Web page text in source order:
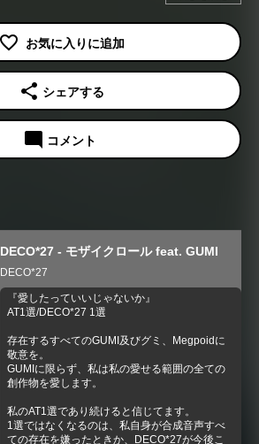
謀的研究法の可能性について/浜渦正志
share シェアする
mode_comment コメント
DECO*27 - モザイクロール feat. GUMI
DECO*27
『愛したっていいじゃないか』
AT1選/DECO*27 1選
存在するすべてのGUMI及びグミ、Megpoidに
敬意を。
GUMIに限らず、私は私の愛せる範囲の全ての
創作物を愛します。
私のAT1選であり続けると信じてます。
1選ではなくなるのは、私自身が合成音声すべ
ての存在を嫌ったときか、DECO*27が今後こ